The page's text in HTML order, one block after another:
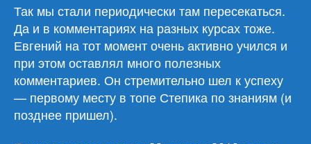
Так мы стали периодически там пересекаться.
Да и в комментариях на разных курсах тоже.
Евгений на тот момент очень активно учился и
при этом оставлял много полезных
комментариев. Он стремительно шел к успеху
— первому месту в топе Степика по знаниям (и
позднее пришел).